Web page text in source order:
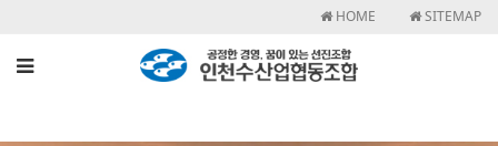
HOME SITEMAP